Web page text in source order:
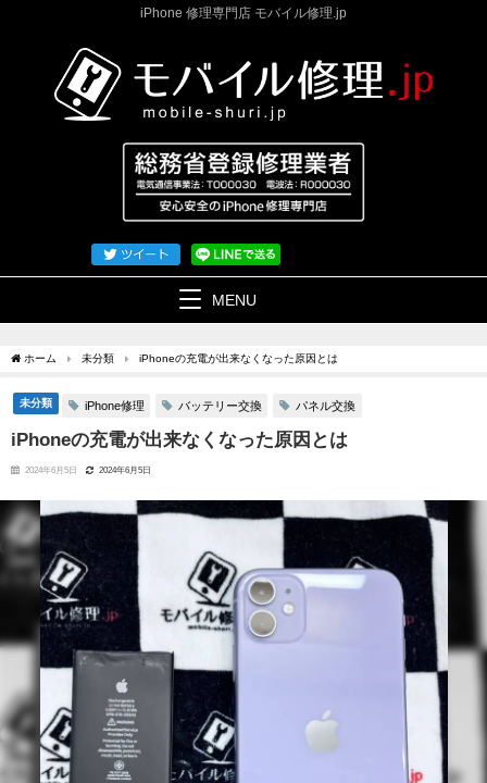
iPhone 修理専門店 モバイル修理.jp
MENU
ホーム 未分類 iPhoneの充電が出来なくなった原因とは
未分類 iPhone修理 バッテリー交換 パネル交換
iPhoneの充電が出来なくなった原因とは
2024年6月5日 2024年6月5日